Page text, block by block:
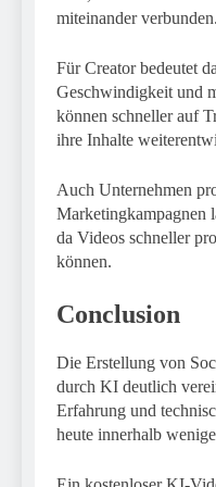
miteinander verbunden.
Für Creator bedeutet
Geschwindigkeit und
können schneller auf
ihre Inhalte
Auch Unternehmen
Marketingkampagnen
da Videos schneller
können.
Conclusion
Die Erstellung von
durch KI deutlich
Erfahrung und
heute innerhalb